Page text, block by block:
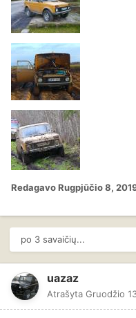
RedagavoRugpjūčio 8,
po 3 savaičių...
uazaz
Atrašyta Gruodžio